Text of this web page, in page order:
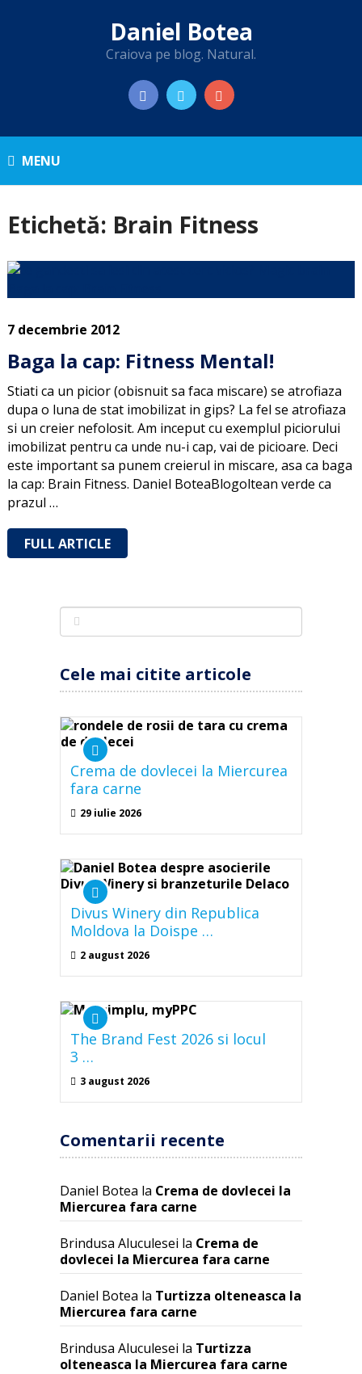
Daniel Botea
Craiova pe blog. Natural.
MENU
Etichetă: Brain Fitness
7 decembrie 2012
Baga la cap: Fitness Mental!
Stiati ca un picior (obisnuit sa faca miscare) se atrofiaza
dupa o luna de stat imobilizat in gips? La fel se atrofiaza
si un creier nefolosit. Am inceput cu exemplul piciorului
imobilizat pentru ca unde nu-i cap, vai de picioare. Deci
este important sa punem creierul in miscare, asa ca baga
la cap: Brain Fitness. Daniel BoteaBlogoltean verde ca
prazul …
FULL ARTICLE
Cele mai citite articole
Crema de dovlecei la Miercurea
fara carne
29 iulie 2026
Divus Winery din Republica
Moldova la Doispe …
2 august 2026
The Brand Fest 2026 si locul
3 …
3 august 2026
Comentarii recente
Daniel Botea la Crema de dovlecei la
Miercurea fara carne
Brindusa Aluculesei la Crema de
dovlecei la Miercurea fara carne
Daniel Botea la Turtizza olteneasca la
Miercurea fara carne
Brindusa Aluculesei la Turtizza
olteneasca la Miercurea fara carne